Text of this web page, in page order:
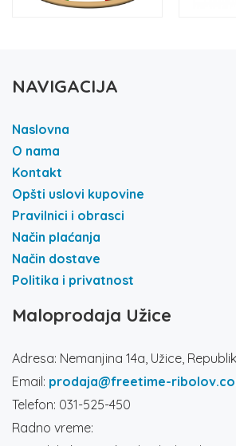
NAVIGACIJA
Naslovna
O nama
Kontakt
Opšti uslovi kupovine
Pravilnici i obrasci
Način plaćanja
Način dostave
Politika i privatnost
Maloprodaja Užice
Adresa: Nemanjina 14a, Užice,
Email: prodaja@freetime-
Telefon: 031-525-450
Radno vreme: